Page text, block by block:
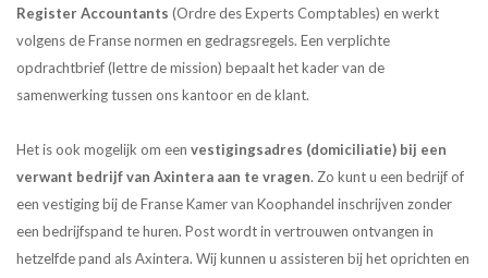
Register Accountants (Ordre des Experts Comptables) en werkt
volgens de Franse normen en gedragsregels. Een verplichte
opdrachtbrief (lettre de mission) bepaalt het kader van de
samenwerking tussen ons kantoor en de klant.
Het is ook mogelijk om een vestigingsadres (domiciliatie) bij een
verwant bedrijf van Axintera aan te vragen. Zo kunt u een bedrijf of
een vestiging bij de Franse Kamer van Koophandel inschrijven zonder
een bedrijfspand te huren. Post wordt in vertrouwen ontvangen in
hetzelfde pand als Axintera. Wij kunnen u assisteren bij het oprichten en